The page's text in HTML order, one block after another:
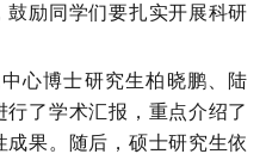
励同学们要扎实开展科研
心博士研究生柏晓鹏、陆
了学术汇报，重点介绍了
果。随后，硕士研究生依